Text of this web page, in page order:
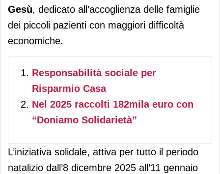
Gesù, dedicato all’accoglienza delle famiglie
dei piccoli pazienti con maggiori difficoltà
economiche.
Responsabilità sociale per
Risparmio Casa
Nel 2025 raccolti 182mila euro con
“Doniamo Solidarietà”
L’iniziativa solidale, attiva per tutto il periodo
natalizio dall’8 dicembre 2025 all’11 gennaio